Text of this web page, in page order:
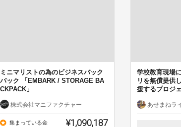
ミニマリストの為のビジネスバック
パック 「EMBARK / STORAGE BA
CKPACK」
株式会社マニファクチャー
集まっている金
¥1,090,187
学校教育現場
リを無償提供
援するプロジ
あせまねラ